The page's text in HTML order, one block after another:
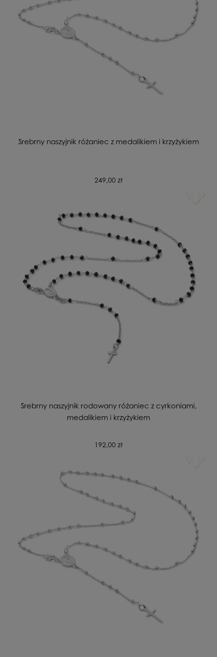
Srebrny naszyjnik różaniec z medalikiem i krzyżykiem
249,00 zł
Srebrny naszyjnik rodowany różaniec z cyrkoniami,
medalikiem i krzyżykiem
192,00 zł